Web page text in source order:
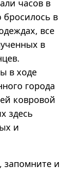
часов в
бросилось в
все
в
в ходе
города
ковровой
здесь
и
и